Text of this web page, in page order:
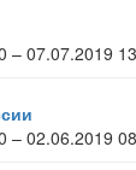
– 07.07.2019
– 02.06.2019